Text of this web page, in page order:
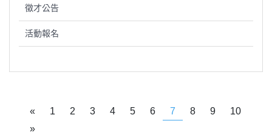
徵才公告
活動報名
« 1 2 3 4 5 6 7 8 9
10
»